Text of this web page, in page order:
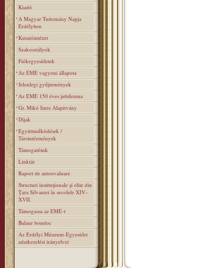
Kiadó
A Magyar Tudomány Napja
Erdélyben
Kutatóintézet
Szakosztályok
Fiókegyesületek
Az EME vagyoni állapota
Jelenlegi gyűjtemények
Az EME 150 éves jubileuma
Gr. Mikó Imre Alapitvány
Díjak
Együttműködések /
Társintézmények
Támogatóink
Linktár
Raport de autoevaluare
Structuri instituţionale şi elite din
Ţara Silvaniei în secolele XIV–
XVII.
Támogassa az EMÉ-t
Balaur bondoc
Az Erdélyi Múzeum-Egyesület
adatkezelési irányelvei